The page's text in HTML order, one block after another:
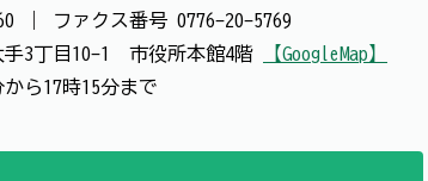
ファクス番号 0776-20-5769
3丁目10-1 市役所本館4階
【GoogleMap】
ら17時15分まで